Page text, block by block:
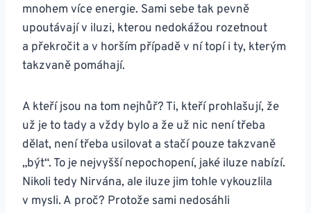
mnohem více energie. Sami sebe tak pevně
upoutávají v iluzi, kterou nedokážou rozetnout
a překročit a v horším případě v ní topí i ty, kterým
takzvaně pomáhají.
A kteří jsou na tom nejhůř? Ti, kteří prohlašují, že
už je to tady a vždy bylo a že už nic není třeba
dělat, není třeba usilovat a stačí pouze takzvaně
„být“. To je nejvyšší nepochopení, jaké iluze nabízí.
Nikoli tedy Nirvána, ale iluze jim tohle vykouzlila
v mysli. A proč? Protože sami nedosáhli